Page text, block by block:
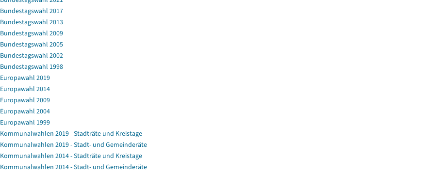
Bundestagswahl 2017
Bundestagswahl 2013
Bundestagswahl 2009
Bundestagswahl 2005
Bundestagswahl 2002
Bundestagswahl 1998
Europawahl 2019
Europawahl 2014
Europawahl 2009
Europawahl 2004
Europawahl 1999
Kommunalwahlen 2019 - Stadträte und Kreistage
Kommunalwahlen 2019 - Stadt- und Gemeinderäte
Kommunalwahlen 2014 - Stadträte und Kreistage
Kommunalwahlen 2014 - Stadt- und Gemeinderäte